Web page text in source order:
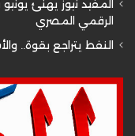
المفيد نيوز يهنئ
الرقمي المصري
النفط يتراجع بقوة..